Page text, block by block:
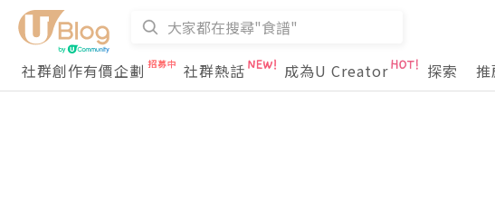
社群創作有價企劃
社群熱話 成為U Creator 探索 推